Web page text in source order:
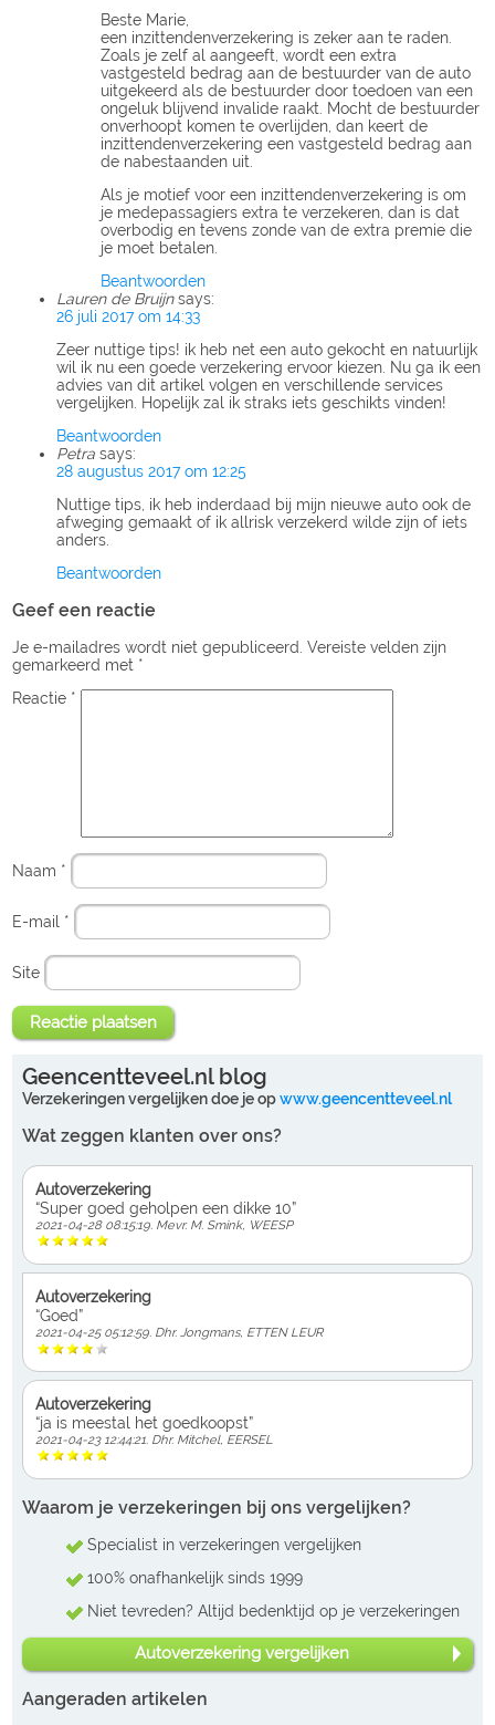
Beste Marie,
een inzittendenverzekering is zeker aan te raden.
Zoals je zelf al aangeeft, wordt een extra
vastgesteld bedrag aan de bestuurder van de auto
uitgekeerd als de bestuurder door toedoen van een
ongeluk blijvend invalide raakt. Mocht de bestuurder
onverhoopt komen te overlijden, dan keert de
inzittendenverzekering een vastgesteld bedrag aan
de nabestaanden uit.
Als je motief voor een inzittendenverzekering is om
je medepassagiers extra te verzekeren, dan is dat
overbodig en tevens zonde van de extra premie die
je moet betalen.
Beantwoorden
Lauren de Bruijn says:
26 juli 2017 om 14:33
Zeer nuttige tips! ik heb net een auto gekocht en natuurlijk
wil ik nu een goede verzekering ervoor kiezen. Nu ga ik een
advies van dit artikel volgen en verschillende services
vergelijken. Hopelijk zal ik straks iets geschikts vinden!
Beantwoorden
Petra says:
28 augustus 2017 om 12:25
Nuttige tips, ik heb inderdaad bij mijn nieuwe auto ook de
afweging gemaakt of ik allrisk verzekerd wilde zijn of iets
anders.
Beantwoorden
Geef een reactie
Je e-mailadres wordt niet gepubliceerd. Vereiste velden zijn
gemarkeerd met *
Reactie *
Naam *
E-mail *
Site
Geencentteveel.nl blog
Verzekeringen vergelijken doe je opwww.geencentteveel.nl
Wat zeggen klanten over ons?
Autoverzekering
“Super goed geholpen een dikke 10”
2021-04-28 08:15:19. Mevr. M. Smink, WEESP
Autoverzekering
“Goed”
2021-04-25 05:12:59. Dhr. Jongmans, ETTEN LEUR
Autoverzekering
“ja is meestal het goedkoopst”
2021-04-23 12:44:21. Dhr. Mitchel, EERSEL
Waarom je verzekeringen bij ons vergelijken?
Specialist in verzekeringen vergelijken
100% onafhankelijk sinds 1999
Niet tevreden? Altijd bedenktijd op je verzekeringen
Autoverzekering vergelijken
Aangeraden artikelen